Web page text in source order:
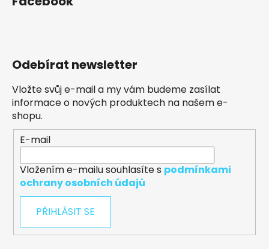
Odebírat newsletter
Vložte svůj e-mail a my vám budeme zasílat
informace o nových produktech na našem e-
shopu.
E-mail
Vložením e-mailu souhlasíte s podmínkami
ochrany osobních údajů
PŘIHLÁSIT SE